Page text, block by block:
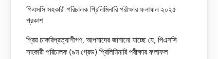
পিএসসি সহকারী পরিচালক প্রিলিমিনারি পরীক্ষার ফলাফল ২০২৫
প্রকাশ
প্রিয় চাকরিপ্রত্যাশীগণ, আপনাদের জানানো যাচ্ছে যে, পিএসসি
সহকারী পরিচালক (৯ম গ্রেড) প্রিলিমিনারি পরীক্ষার ফলাফল